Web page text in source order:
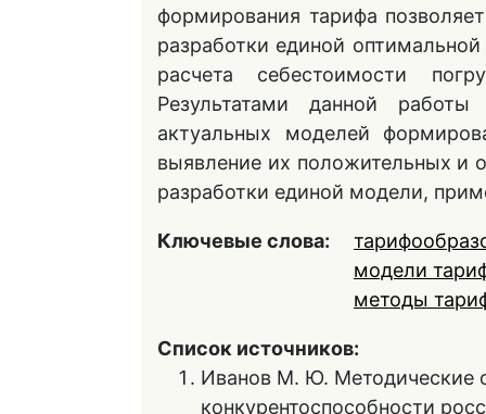
формирования тарифа
разработки единой
расчета себестоимости
Результатами данной
актуальных моделей
выявление их положительных и
разработки единой модели,
Ключевые слова:
модели
методы
Список источников:
Иванов М. Ю. Методические
конкурентоспособности